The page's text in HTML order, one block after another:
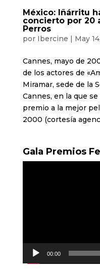
México: Iñárritu
concierto por 20
Perros
por Ibercine | May
Cannes, mayo de
de los actores de
Miramar, sede de la
Cannes, en la que
premio a la mejor
2000 (cortesía
Gala Premios
00:00